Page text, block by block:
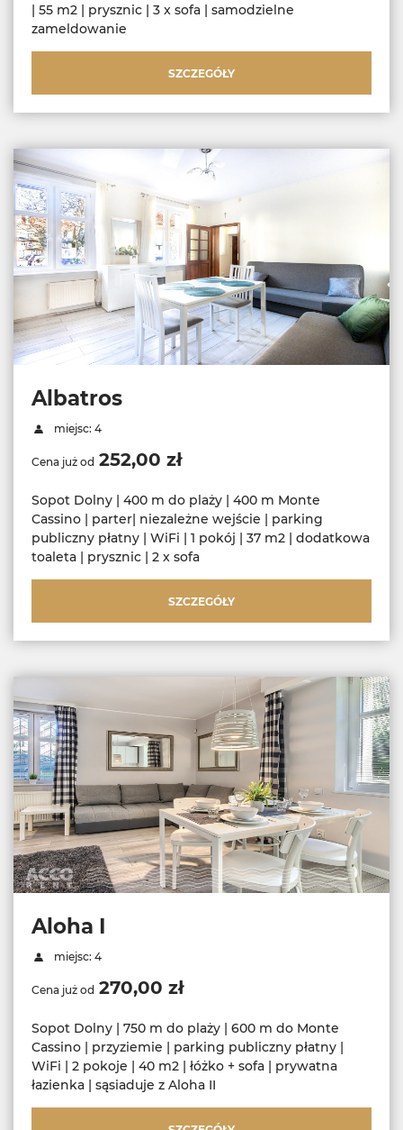
| 55 m2 | prysznic | 3 x sofa | samodzielne
zameldowanie
SZCZEGÓŁY
Albatros
miejsc: 4
Cena już od 252,00 zł
Sopot Dolny | 400 m do plaży | 400 m Monte
Cassino | parter| niezależne wejście | parking
publiczny płatny | WiFi | 1 pokój | 37 m2 | dodatkowa
toaleta | prysznic | 2 x sofa
SZCZEGÓŁY
Aloha I
miejsc: 4
Cena już od 270,00 zł
Sopot Dolny | 750 m do plaży | 600 m do Monte
Cassino | przyziemie | parking publiczny płatny |
WiFi | 2 pokoje | 40 m2 | łóżko + sofa | prywatna
łazienka | sąsiaduje z Aloha II